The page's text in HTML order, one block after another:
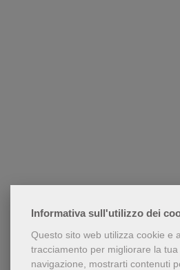
Informativa sull'utilizzo dei
Questo sito web utilizza cookie e
tracciamento per migliorare la
navigazione, mostrarti contenuti